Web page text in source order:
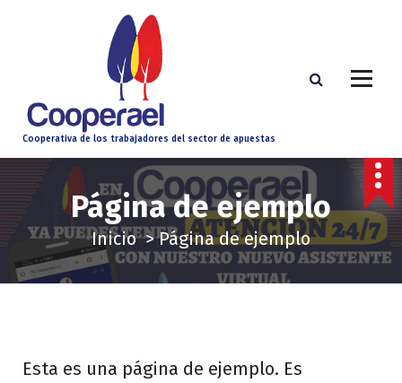
n
Cooperativa de los trabajadores del sector de apuestas
Página de ejemplo
Inicio>Página de ejemplo
Esta es una página de ejemplo. Es